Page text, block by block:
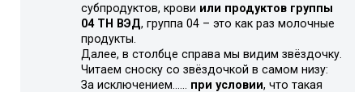
субпродуктов, крови или продуктов группы
04 ТН ВЭД, группа 04 – это как раз молочные
продукты.
Далее, в столбце справа мы видим звёздочку.
Читаем сноску со звёздочкой в самом низу:
За исключением…… при условии, что такая